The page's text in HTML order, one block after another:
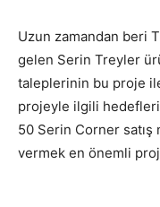
Uzun zamandan beri
gelen Serin Treyler
taleplerinin bu proje
projeyle ilgili
50 Serin Corner
vermek en önemli